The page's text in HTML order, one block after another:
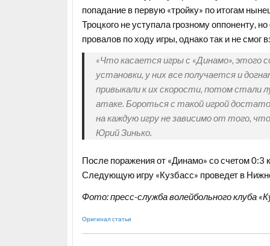
попадание в первую «тройку» по итогам
Троцкого не уступала грозному оппоненту,
провалов по ходу игры, однако так и не смог
«Что касается игры с «Динамо», этого
установки, у них все получается и
привыкали к их скорости, потом стали
атаке. Бороться с такой игрой
на каждую игру не зависимо от того,
Юрий Зинько.
После поражения от «Динамо» со счетом 0:3
Следующую игру «Кузбасс» проведет в
Фото: пресс-служба волейбольного клуба
Оригинал статьи